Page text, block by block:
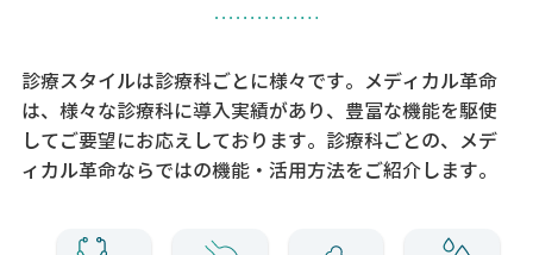
診療スタイルは診療科ごとに様々です。メディカル革命
は、様々な診療科に導入実績があり、 豊富な機能を駆使
してご要望にお応えしております。 診療科ごとの、メデ
ィカル革命ならではの機能・活用方法をご紹介します。